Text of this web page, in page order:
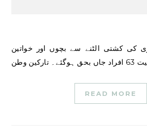
READ MORE